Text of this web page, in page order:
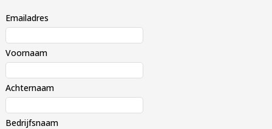
Emailadres
Voornaam
Achternaam
Bedrijfsnaam